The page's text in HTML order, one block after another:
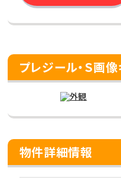
プレジール・Ｓ画
物件詳細情報